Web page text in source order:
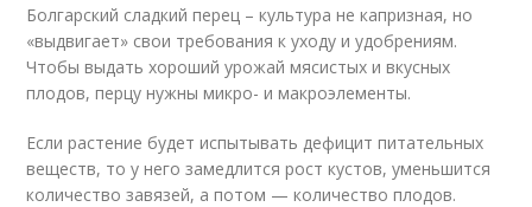
Болгарский сладкий перец – культура не капризная, но
«выдвигает» свои требования к уходу и удобрениям.
Чтобы выдать хороший урожай мясистых и вкусных
плодов, перцу нужны микро- и макроэлементы.
Если растение будет испытывать дефицит питательных
веществ, то у него замедлится рост кустов, уменьшится
количество завязей, а потом — количество плодов.